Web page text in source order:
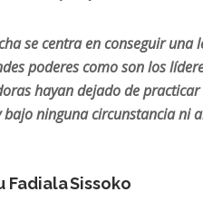
se centra en conseguir
poderes como son los
hayan dejado de
bajo ninguna circunstancia ni
Fadiala Sissoko